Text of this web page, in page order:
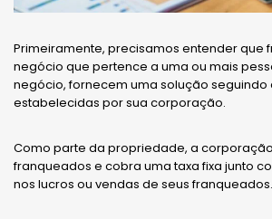
Primeiramente, precisamos entender que
negócio que pertence a uma ou mais
negócio, fornecem uma solução seguindo
estabelecidas por sua corporação.
Como parte da propriedade, a
franqueados e cobra uma taxa fixa junto
nos lucros ou vendas de seus franqueados.